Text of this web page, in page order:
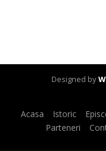
Designed by
Acasa Istoric
Parteneri